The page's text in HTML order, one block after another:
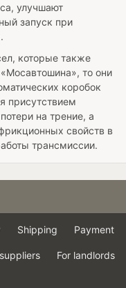
улучшают
запуск при
которые также
то они
коробок
присутствием
на трение, а
свойств в
трансмиссии.
Shipping Payment
For landlords